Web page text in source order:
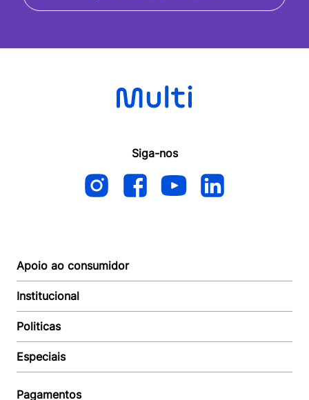
Siga-nos
Apoio ao consumidor
Autoatendimento
Suporte e reparo
Acompanhar Entrega
Baixe o APP
Institucional
Quem somos
Revendedor
Seja um Revendedor
Trabalhe conosco
Politicas
Política de Entrega
Política de Pagamento
Política de Privacidade
Especiais
Pagamentos